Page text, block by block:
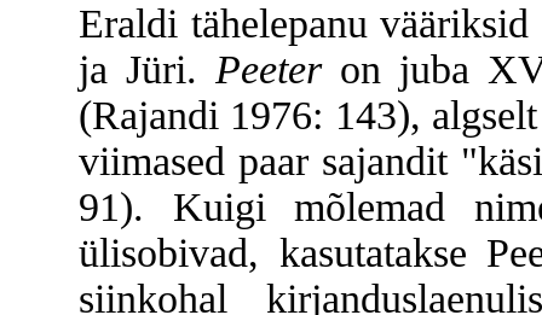
Eraldi tähelepanu
ja Jüri. Peeteron juba XV
(Rajandi 1976: 143),
viimased paar sajandit
91). Kuigi mõlemad
ülisobivad, kasutatakse
siinkohal